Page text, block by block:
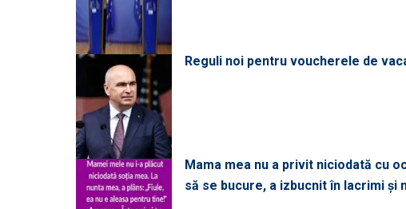
Reguli noi pentru voucherele de
Mama mea nu a privit niciodată cu
să se bucure, a izbucnit în lacrimi și